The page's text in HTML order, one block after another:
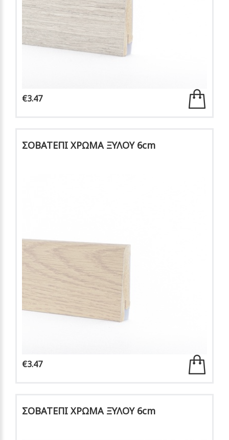
€3.47
ΣΟΒΑΤΕΠΙ ΧΡΩΜΑ ΞΥΛΟΥ 6cm
€3.47
ΣΟΒΑΤΕΠΙ ΧΡΩΜΑ ΞΥΛΟΥ 6cm